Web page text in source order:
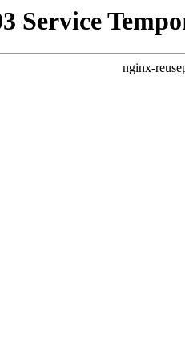
Service
nginx-